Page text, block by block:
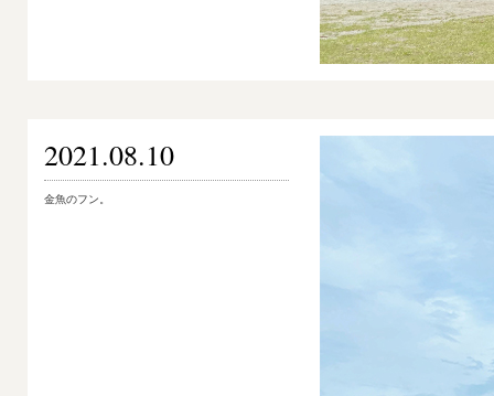
2021.08.10
金魚のフン。